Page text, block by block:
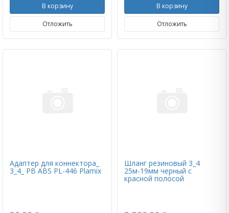
В корзину
Отложить
В корзину
Отложить
Адаптер для коннектора_
3_4_ РВ ABS PL-446 Plamix
Шланг резиновый 3_4
25м-19мм черный с
красной полосой